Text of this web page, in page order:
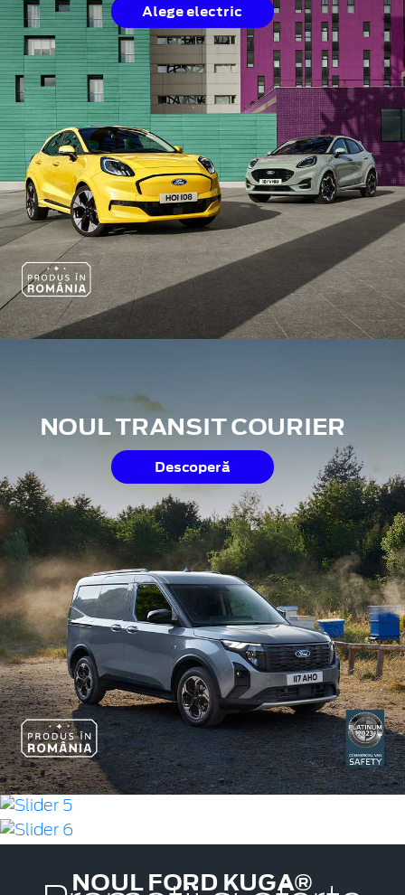
Alege electric
NOUL TRANSIT COURIER
Descoperă
NOUL FORD KUGA®